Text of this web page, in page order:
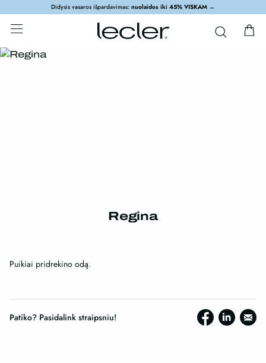
Didysis vasaros išpardavimas: nuolaidos iki 45% VISKAM →
Regina
Puikiai pridrekino odą.
Patiko? Pasidalink straipsniu!